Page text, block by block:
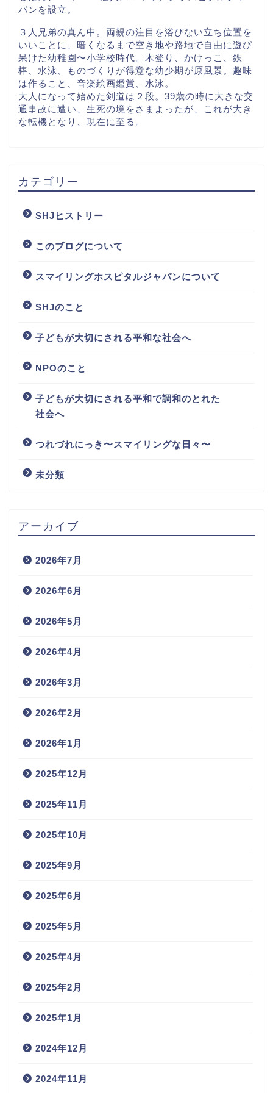
パンを設立。
３人兄弟の真ん中。両親の注目を浴びない立ち位置を
いいことに、暗くなるまで空き地や路地で自由に遊び
呆けた幼稚園〜小学校時代。木登り、かけっこ、鉄
棒、水泳、ものづくりが得意な幼少期が原風景。趣味
は作ること、音楽絵画鑑賞、水泳。
大人になって始めた剣道は２段。39歳の時に大きな交
通事故に遭い、生死の境をさまよったが、これが大き
な転機となり、現在に至る。
カテゴリー
SHJヒストリー
このブログについて
スマイリングホスピタルジャパンについて
SHJのこと
子どもが大切にされる平和な社会へ
NPOのこと
子どもが大切にされる平和で調和のとれた
社会へ
つれづれにっき〜スマイリングな日々〜
未分類
アーカイブ
2026年7月
2026年6月
2026年5月
2026年4月
2026年3月
2026年2月
2026年1月
2025年12月
2025年11月
2025年10月
2025年9月
2025年6月
2025年5月
2025年4月
2025年2月
2025年1月
2024年12月
2024年11月